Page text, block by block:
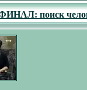
поиск